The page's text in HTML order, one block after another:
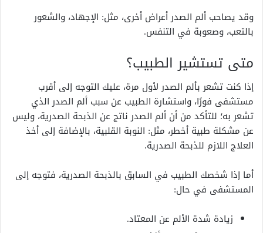
وقد يصاحب ألم الصدر أعراض أخرى، مثل: الإجهاد، والشعور
بالتعب، وصعوبة في التنفس.
متى تستشير الطبيب؟
إذا كنت تشعر بألم الصدر لأول مرة، عليك التوجه إلى أقرب
مستشفى فورًا، واستشارة الطبيب عن سبب ألم الصدر الذي
تشعر به؛ للتأكد من أن ألم الصدر ناتج عن الذبحة الصدرية، وليس
عن مشكلة طبية أخطر، مثل: النوبة القلبية، بالإضافة إلى أخذ
العلاج اللازم للذبحة الصدرية.
أما إذا شخصك الطبيب في السابق بالذبحة الصدرية، فتوجه إلى
المستشفى في حال:
زيادة شدة الألم عن المعتاد.